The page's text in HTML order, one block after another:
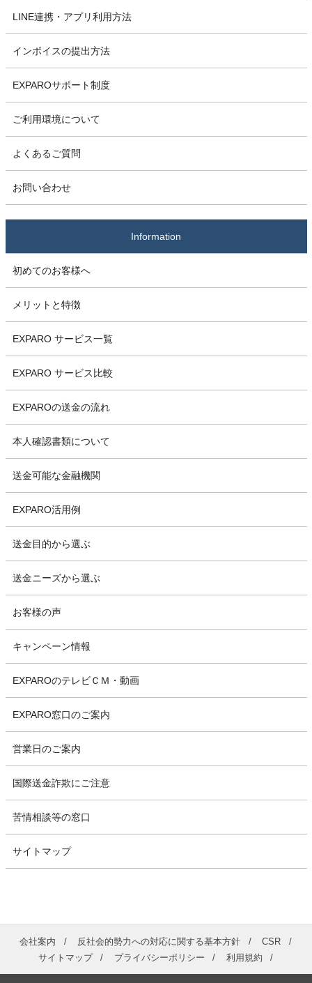
LINE連携・アプリ利用方法
インボイスの提出方法
EXPAROサポート制度
ご利用環境について
よくあるご質問
お問い合わせ
Information
初めてのお客様へ
メリットと特徴
EXPARO サービス一覧
EXPARO サービス比較
EXPAROの送金の流れ
本人確認書類について
送金可能な金融機関
EXPARO活用例
送金目的から選ぶ
送金ニーズから選ぶ
お客様の声
キャンペーン情報
EXPAROのテレビＣＭ・動画
EXPARO窓口のご案内
営業日のご案内
国際送金詐欺にご注意
苦情相談等の窓口
サイトマップ
会社案内 反社会的勢力への対応に関する基本方針
CSR
サイトマップ
プライバシーポリシー 利用規約